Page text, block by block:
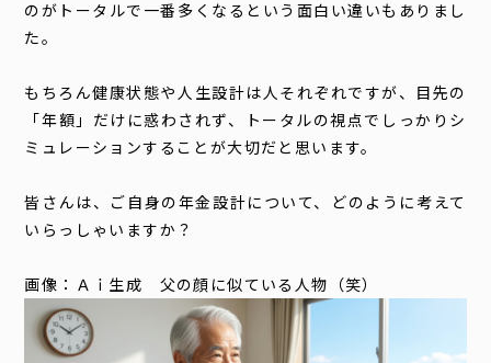
のがトータルで一番多くなるという面白い違いもありまし
た。
もちろん健康状態や人生設計は人それぞれですが、目先の
「年額」だけに惑わされず、トータルの視点でしっかりシ
ミュレーションすることが大切だと思います。
皆さんは、ご自身の年金設計について、どのように考えて
いらっしゃいますか？
画像：Ａｉ生成 父の顔に似ている人物（笑）